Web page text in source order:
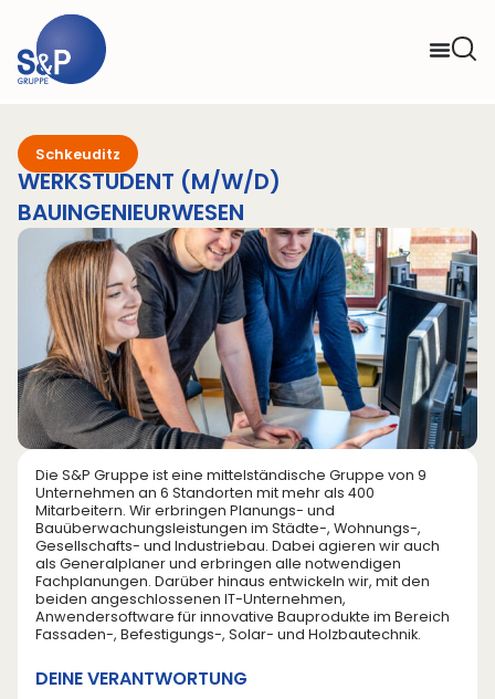
Schkeuditz
WERKSTUDENT (M/W/D)
BAUINGENIEURWESEN
Die S&P Gruppe ist eine mittelständische Gruppe von 9
Unternehmen an 6 Standorten mit mehr als 400
Mitarbeitern. Wir erbringen Planungs- und
Bauüberwachungsleistungen im Städte-, Wohnungs-,
Gesellschafts- und Industriebau. Dabei agieren wir auch
als Generalplaner und erbringen alle notwendigen
Fachplanungen. Darüber hinaus entwickeln wir, mit den
beiden angeschlossenen IT-Unternehmen,
Anwendersoftware für innovative Bauprodukte im Bereich
Fassaden-, Befestigungs-, Solar- und Holzbautechnik.
DEINE VERANTWORTUNG